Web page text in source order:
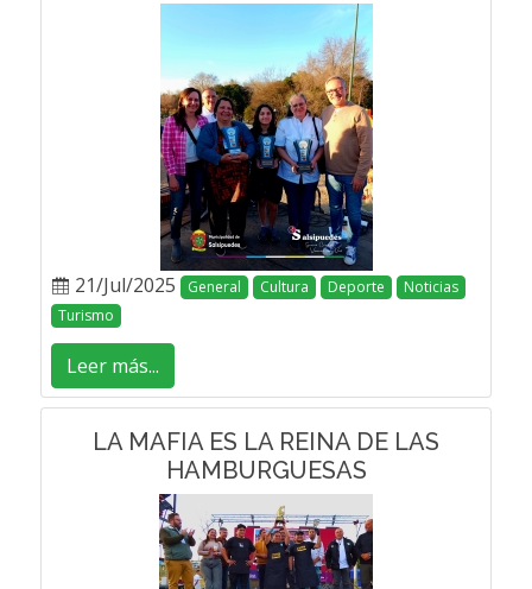
21/Jul/2025 General Cultura Deporte
Noticias
Turismo
Leer más...
LA MAFIA ES LA REINA DE LAS
HAMBURGUESAS